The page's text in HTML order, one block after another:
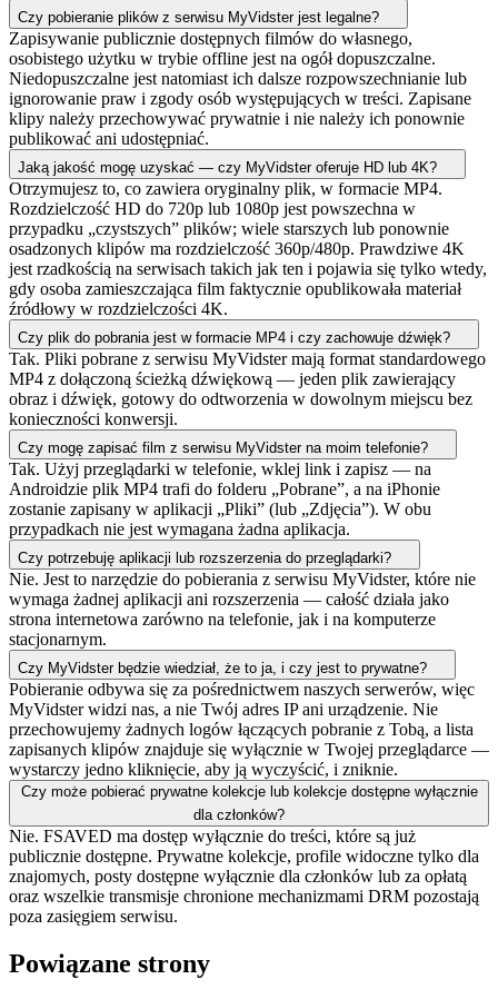
Czy pobieranie plików z serwisu MyVidster jest legalne?
Zapisywanie publicznie dostępnych filmów do własnego,
osobistego użytku w trybie offline jest na ogół dopuszczalne.
Niedopuszczalne jest natomiast ich dalsze rozpowszechnianie lub
ignorowanie praw i zgody osób występujących w treści. Zapisane
klipy należy przechowywać prywatnie i nie należy ich ponownie
publikować ani udostępniać.
Jaką jakość mogę uzyskać — czy MyVidster oferuje HD lub 4K?
Otrzymujesz to, co zawiera oryginalny plik, w formacie MP4.
Rozdzielczość HD do 720p lub 1080p jest powszechna w
przypadku „czystszych” plików; wiele starszych lub ponownie
osadzonych klipów ma rozdzielczość 360p/480p. Prawdziwe 4K
jest rzadkością na serwisach takich jak ten i pojawia się tylko wtedy,
gdy osoba zamieszczająca film faktycznie opublikowała materiał
źródłowy w rozdzielczości 4K.
Czy plik do pobrania jest w formacie MP4 i czy zachowuje dźwięk?
Tak. Pliki pobrane z serwisu MyVidster mają format standardowego
MP4 z dołączoną ścieżką dźwiękową — jeden plik zawierający
obraz i dźwięk, gotowy do odtworzenia w dowolnym miejscu bez
konieczności konwersji.
Czy mogę zapisać film z serwisu MyVidster na moim telefonie?
Tak. Użyj przeglądarki w telefonie, wklej link i zapisz — na
Androidzie plik MP4 trafi do folderu „Pobrane”, a na iPhonie
zostanie zapisany w aplikacji „Pliki” (lub „Zdjęcia”). W obu
przypadkach nie jest wymagana żadna aplikacja.
Czy potrzebuję aplikacji lub rozszerzenia do przeglądarki?
Nie. Jest to narzędzie do pobierania z serwisu MyVidster, które nie
wymaga żadnej aplikacji ani rozszerzenia — całość działa jako
strona internetowa zarówno na telefonie, jak i na komputerze
stacjonarnym.
Czy MyVidster będzie wiedział, że to ja, i czy jest to prywatne?
Pobieranie odbywa się za pośrednictwem naszych serwerów, więc
MyVidster widzi nas, a nie Twój adres IP ani urządzenie. Nie
przechowujemy żadnych logów łączących pobranie z Tobą, a lista
zapisanych klipów znajduje się wyłącznie w Twojej przeglądarce —
wystarczy jedno kliknięcie, aby ją wyczyścić, i zniknie.
Czy może pobierać prywatne kolekcje lub kolekcje dostępne wyłącznie
dla członków?
Nie. FSAVED ma dostęp wyłącznie do treści, które są już
publicznie dostępne. Prywatne kolekcje, profile widoczne tylko dla
znajomych, posty dostępne wyłącznie dla członków lub za opłatą
oraz wszelkie transmisje chronione mechanizmami DRM pozostają
poza zasięgiem serwisu.
Powiązane strony